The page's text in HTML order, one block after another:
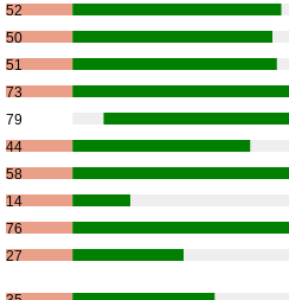
52
50
51
73
79
44
58
14
76
27